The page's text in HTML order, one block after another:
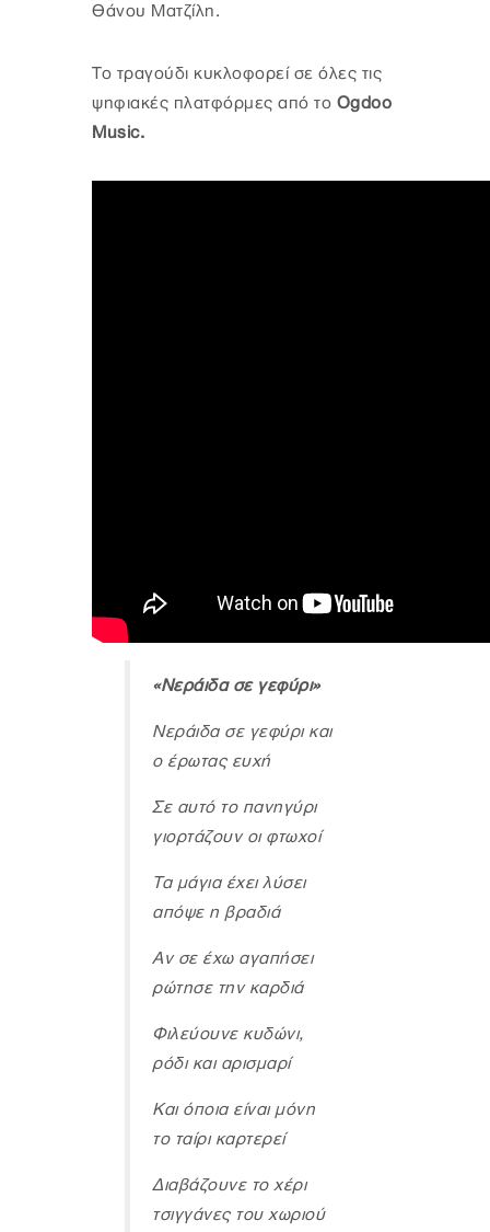
Θάνου Ματζίλη.
Το τραγούδι κυκλοφορεί σε όλες τις
ψηφιακές πλατφόρμες από το Ogdoo
Music.
«Νεράιδα σε γεφύρι»
Νεράιδα σε γεφύρι και
ο έρωτας ευχή
Σε αυτό το πανηγύρι
γιορτάζουν οι φτωχοί
Τα μάγια έχει λύσει
απόψε η βραδιά
Αν σε έχω αγαπήσει
ρώτησε την καρδιά
Φιλεύουνε κυδώνι,
ρόδι και αρισμαρί
Και όποια είναι μόνη
το ταίρι καρτερεί
Διαβάζουνε το χέρι
τσιγγάνες του χωριού